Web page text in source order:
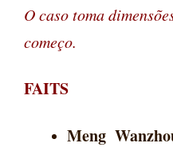
O caso toma
começo.
FAITS
Meng